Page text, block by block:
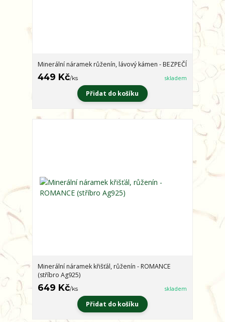
Minerální náramek růženín, lávový kámen - BEZPEČÍ
449 Kč/ks skladem
Přidat do košíku
Minerální náramek křišťál, růženín - ROMANCE
(stříbro Ag925)
649 Kč/ks skladem
Přidat do košíku